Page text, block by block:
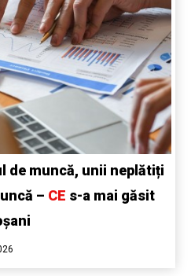
de muncă, unii neplătiți
– CE s-a mai găsit